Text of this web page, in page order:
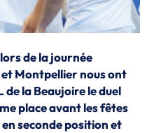
de la journée
Montpellier nous ont
la Beaujoire le duel
place avant les fêtes
seconde position et